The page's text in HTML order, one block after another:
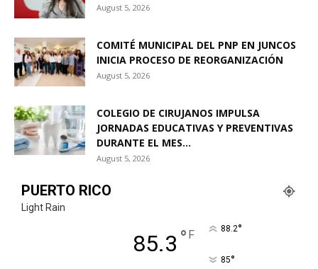
August 5, 2026
COMITÉ MUNICIPAL DEL PNP EN JUNCOS
INICIA PROCESO DE REORGANIZACIÓN
August 5, 2026
COLEGIO DE CIRUJANOS IMPULSA
JORNADAS EDUCATIVAS Y PREVENTIVAS
DURANTE EL MES...
August 5, 2026
PUERTO RICO
Light Rain
85.3 ° F 88.2°
85°